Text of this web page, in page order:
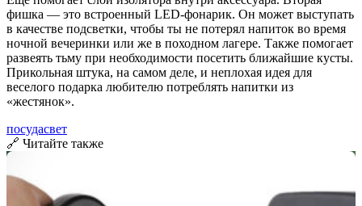
фишка — это встроенный LED-фонарик. Он может выступать
в качестве подсветки, чтобы ты не потерял напиток во время
ночной вечеринки или же в походном лагере. Также помогает
развеять тьму при необходимости посетить ближайшие кусты.
Прикольная штука, на самом деле, и неплохая идея для
веселого подарка любителю потреблять напитки из
«жестянок».
посудасвет
🔗 Читайте также